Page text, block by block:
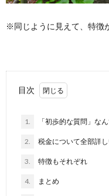
※同じように見えて、特徴
目次
1. 「初歩的な質問」な
2. 税金について全部詳
3. 特徴もそれぞれ
4. まとめ